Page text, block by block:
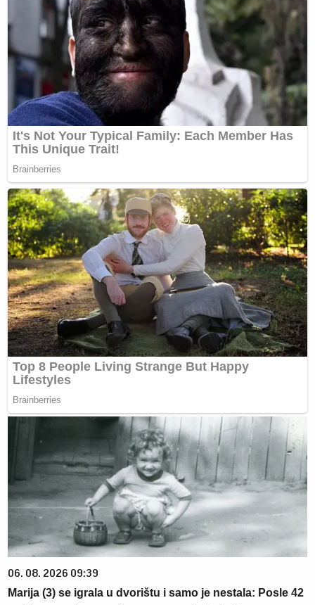
06. 08. 2026 09:39
Marija (3) se igrala u dvorištu i samo je nestala: Posle 42